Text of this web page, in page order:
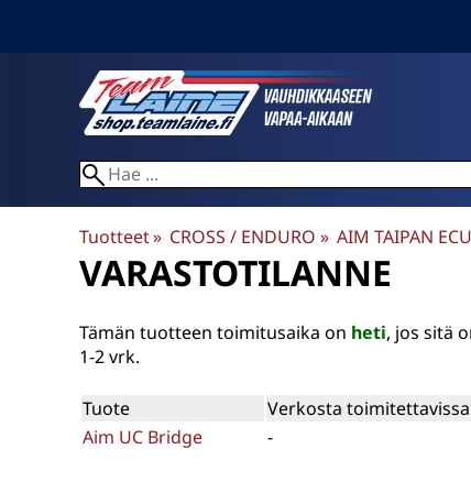
Tuotteet‪» CROSS / ENDURO ‪» AIM TAIPAN ECU
VARASTOTILANNE
Tämän tuotteen toimitusaika on heti, jos sitä
1-2 vrk.
Tuote Verkosta toimitettavissa
Aim UC Bridge
-